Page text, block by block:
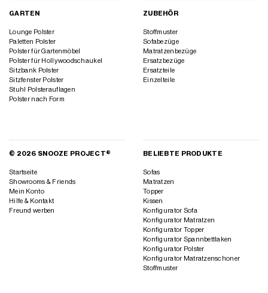
GARTEN
Lounge Polster
Paletten Polster
Polster für Gartenmöbel
Polster für Hollywoodschaukel
Sitzbank Polster
Sitzfenster Polster
Stuhl Polsterauflagen
Polster nach Form
ZUBEHÖR
Stoffmuster
Sofabezüge
Matratzenbezüge
Ersatzbezüge
Ersatzteile
Einzelteile
© 2026 SNOOZE PROJECT®
Startseite
Showrooms & Friends
Mein Konto
Hilfe & Kontakt
Freund werben
BELIEBTE PRODUKTE
Sofas
Matratzen
Topper
Kissen
Konfigurator Sofa
Konfigurator Matratzen
Konfigurator Topper
Konfigurator Spannbettlaken
Konfigurator Polster
Konfigurator Matratzenschoner
Stoffmuster